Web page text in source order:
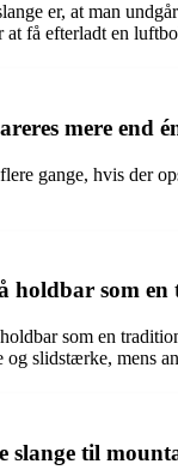
er, at man
få efterladt en
mere end
gange, hvis
holdbar som
som en
slidstærke, mens
slange til